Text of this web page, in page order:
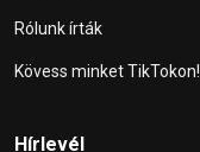
Rólunk írták
Kövess minket TikTokon!
Hírlevél